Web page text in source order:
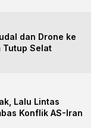
dan Drone ke
Tutup Selat
Lalu Lintas
Konflik AS-Iran